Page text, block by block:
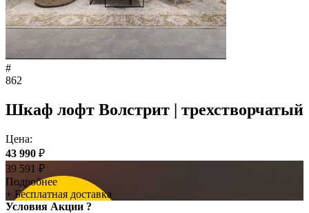
#
862
Шкаф лофт Волстрит | трехстворчатый
Цена:
43 990 ₽
39 591 ₽
Подробнее
+ Бесплатная доставка
Условия Акции ?